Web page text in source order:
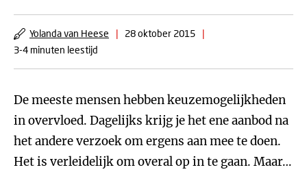
Yolanda van Heese | 28 oktober 2015
|
3-4 minuten leestijd
De meeste mensen hebben keuzemogelijkheden
in overvloed. Dagelijks krijg je het ene aanbod na
het andere verzoek om ergens aan mee te doen.
Het is verleidelijk om overal op in te gaan. Maar…